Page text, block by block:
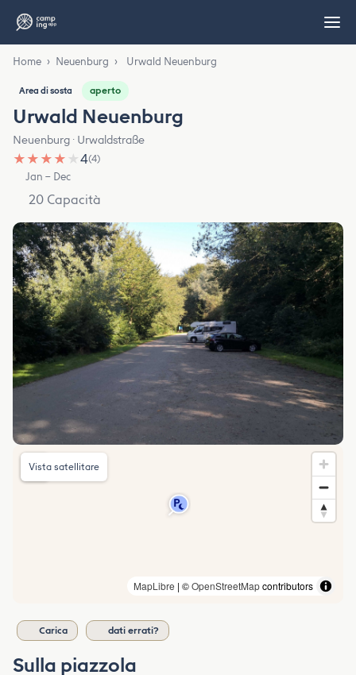
Home › Neuenburg › Urwald Neuenburg
Area di sosta aperto
Urwald Neuenburg
Neuenburg · Urwaldstraße
★ ★ ★ ★ ★4(4)
Jan – Dec
20 Capacità
MapLibre | ©OpenStreetMapcontributors
Vista satellitare
Carica dati errati?
Sulla piazzola